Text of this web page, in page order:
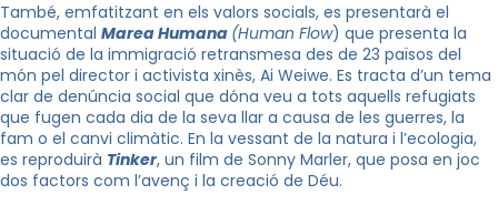
També, emfatitzant en els valors socials, es presentarà el
documental Marea Humana (Human Flow) que presenta la
situació de la immigració retransmesa des de 23 països del
món pel director i activista xinès, Ai Weiwe. Es tracta d’un tema
clar de denúncia social que dóna veu a tots aquells refugiats
que fugen cada dia de la seva llar a causa de les guerres, la
fam o el canvi climàtic. En la vessant de la natura i l’ecologia,
es reproduirà Tinker, un film de Sonny Marler, que posa en joc
dos factors com l’avenç i la creació de Déu.